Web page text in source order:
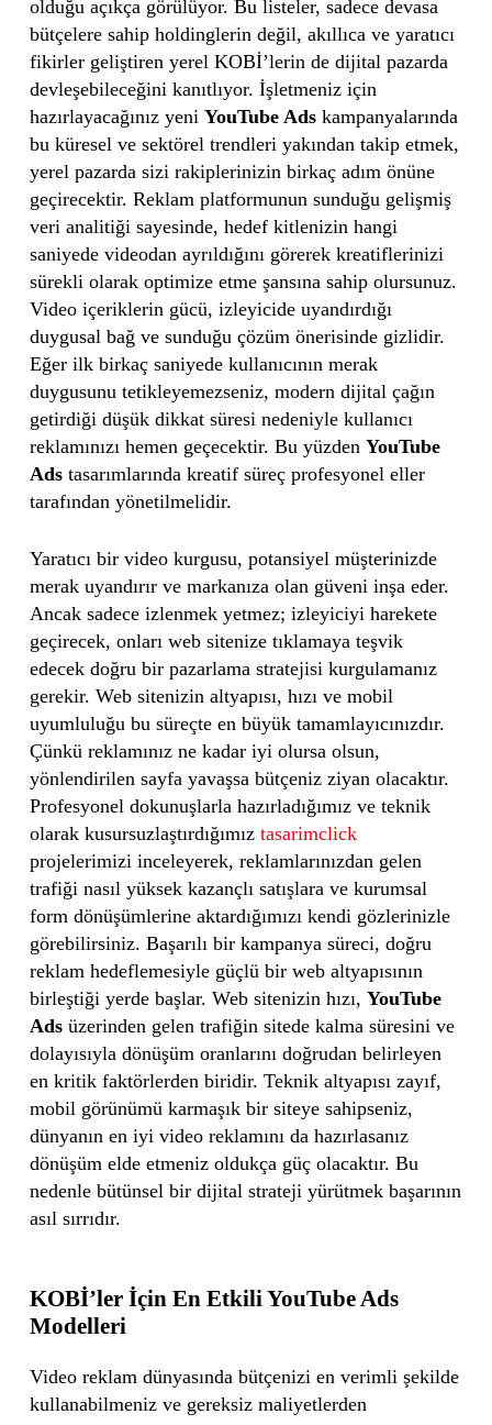
olduğu açıkça görülüyor. Bu listeler, sadece devasa
bütçelere sahip holdinglerin değil, akıllıca ve yaratıcı
fikirler geliştiren yerel KOBİ’lerin de dijital pazarda
devleşebileceğini kanıtlıyor. İşletmeniz için
hazırlayacağınız yeni YouTube Adskampanyalarında
bu küresel ve sektörel trendleri yakından takip etmek,
yerel pazarda sizi rakiplerinizin birkaç adım önüne
geçirecektir. Reklam platformunun sunduğu gelişmiş
veri analitiği sayesinde, hedef kitlenizin hangi
saniyede videodan ayrıldığını görerek kreatiflerinizi
sürekli olarak optimize etme şansına sahip olursunuz.
Video içeriklerin gücü, izleyicide uyandırdığı
duygusal bağ ve sunduğu çözüm önerisinde gizlidir.
Eğer ilk birkaç saniyede kullanıcının merak
duygusunu tetikleyemezseniz, modern dijital çağın
getirdiği düşük dikkat süresi nedeniyle kullanıcı
reklamınızı hemen geçecektir. Bu yüzden YouTube
Adstasarımlarında kreatif süreç profesyonel eller
tarafından yönetilmelidir.
Yaratıcı bir video kurgusu, potansiyel müşterinizde
merak uyandırır ve markanıza olan güveni inşa eder.
Ancak sadece izlenmek yetmez; izleyiciyi harekete
geçirecek, onları web sitenize tıklamaya teşvik
edecek doğru bir pazarlama stratejisi kurgulamanız
gerekir. Web sitenizin altyapısı, hızı ve mobil
uyumluluğu bu süreçte en büyük tamamlayıcınızdır.
Çünkü reklamınız ne kadar iyi olursa olsun,
yönlendirilen sayfa yavaşsa bütçeniz ziyan olacaktır.
Profesyonel dokunuşlarla hazırladığımız ve teknik
olarak kusursuzlaştırdığımız tasarimclick
projelerimizi inceleyerek, reklamlarınızdan gelen
trafiği nasıl yüksek kazançlı satışlara ve kurumsal
form dönüşümlerine aktardığımızı kendi gözlerinizle
görebilirsiniz. Başarılı bir kampanya süreci, doğru
reklam hedeflemesiyle güçlü bir web altyapısının
birleştiği yerde başlar. Web sitenizin hızı, YouTube
Adsüzerinden gelen trafiğin sitede kalma süresini ve
dolayısıyla dönüşüm oranlarını doğrudan belirleyen
en kritik faktörlerden biridir. Teknik altyapısı zayıf,
mobil görünümü karmaşık bir siteye sahipseniz,
dünyanın en iyi video reklamını da hazırlasanız
dönüşüm elde etmeniz oldukça güç olacaktır. Bu
nedenle bütünsel bir dijital strateji yürütmek başarının
asıl sırrıdır.
KOBİ’ler İçin En Etkili YouTube Ads
Modelleri
Video reklam dünyasında bütçenizi en verimli şekilde
kullanabilmeniz ve gereksiz maliyetlerden